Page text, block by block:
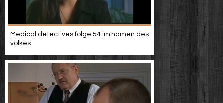
Medical detectives folge 54 im namen des
volkes